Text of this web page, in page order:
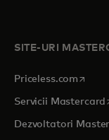
SITE-URI
Priceless.com opens
Servicii Mastercard
Dezvoltatori